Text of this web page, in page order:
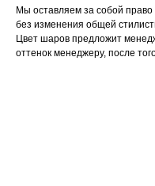
Мы оставляем за собой
без изменения общей
Цвет шаров предложит
оттенок менеджеру, после